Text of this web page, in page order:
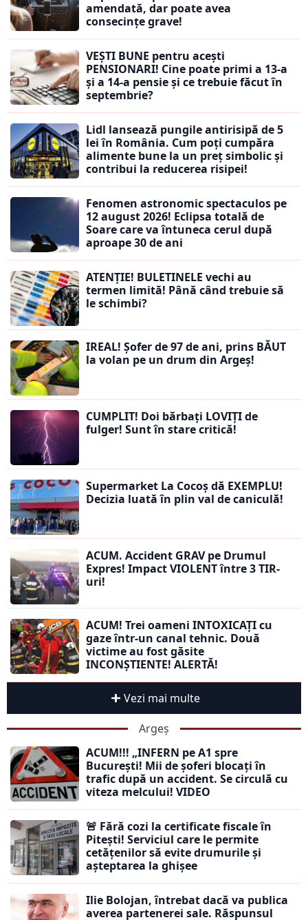
amendată, dar poate avea
consecințe grave!
VEȘTI BUNE pentru acești
PENSIONARI! Cine poate primi a 13-a
și a 14-a pensie și ce trebuie făcut în
septembrie?
Lidl lansează pungile antirisipă de 5
lei în România. Cum poți cumpăra
alimente bune la un preț simbolic și
contribui la reducerea risipei!
Fenomen astronomic spectaculos pe
12 august 2026! Eclipsa totală de
Soare care va întuneca cerul după
aproape 30 de ani
ATENȚIE! BULETINELE vechi au
termen limită! Până când trebuie să
le schimbi?
IREAL! Șofer de 97 de ani, prins BĂUT
la volan pe un drum din Argeș!
CUMPLIT! Doi bărbați LOVIȚI de
fulger! Sunt în stare critică!
Supermarket La Cocoș dă EXEMPLU!
Decizia luată în plin val de caniculă!
ACUM. Accident GRAV pe Drumul
Expres! Impact VIOLENT între 3 TIR-
uri!
ACUM! Trei oameni INTOXICAȚI cu
gaze într-un canal tehnic. Două
victime au fost găsite
INCONȘTIENTE! ALERTĂ!
Vezi mai multe
Argeș
ACUM!!! „INFERN pe A1 spre
București! Mii de șoferi blocați în
trafic după un accident. Se circulă cu
viteza melcului! VIDEO
🚨 Fără cozi la certificate fiscale în
Pitești! Serviciul care le permite
cetățenilor să evite drumurile și
așteptarea la ghișee
Ilie Bolojan, întrebat dacă va publica
averea partenerei sale. Răspunsul